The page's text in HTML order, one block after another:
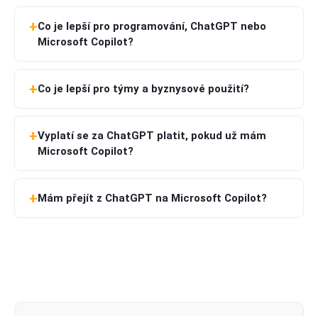
Co je lepší pro programování, ChatGPT nebo
Microsoft Copilot?
Co je lepší pro týmy a byznysové použití?
Vyplatí se za ChatGPT platit, pokud už mám
Microsoft Copilot?
Mám přejít z ChatGPT na Microsoft Copilot?